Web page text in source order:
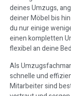
deines Umzugs,
deiner Möbel bis
du nur einige
einen kompletten
flexibel an deine
Als
schnelle und
Mitarbeiter sind